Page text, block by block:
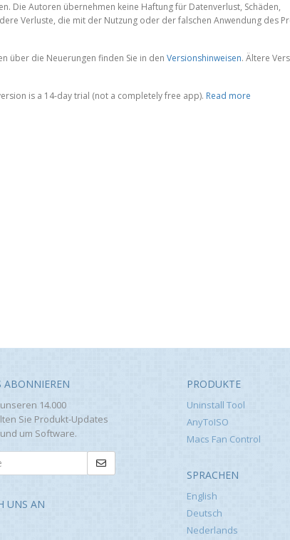
Die Autoren übernehmen keine Haftung für Datenverlust, Schäden,
Verluste, die mit der Nutzung oder der falschen Anwendung des
über die Neuerungen finden Sie in den Versionshinweisen. Ältere
is a 14-day trial (not a completely free app). Read more
ABONNIEREN
14.000
Sie Produkt-Updates
um Software.
UNS AN
PRODUKTE
Uninstall Tool
AnyToISO
Macs Fan Control
SPRACHEN
English
Deutsch
Nederlands